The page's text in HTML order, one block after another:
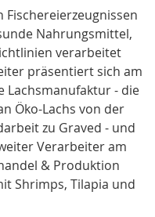
Nahrungsmittel,
verarbeitet
präsentiert sich am
Lachsmanufaktur - die
Öko-Lachs von der
zu Graved - und
Verarbeiter am
& Produktion
Shrimps, Tilapia und